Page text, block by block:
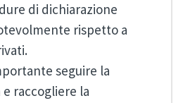
di dichiarazione
rispetto a
seguire la
raccogliere la